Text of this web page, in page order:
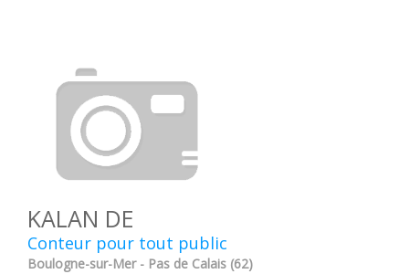
KALAN DE
Conteur pour tout public
Boulogne-sur-Mer - Pas de Calais (62)